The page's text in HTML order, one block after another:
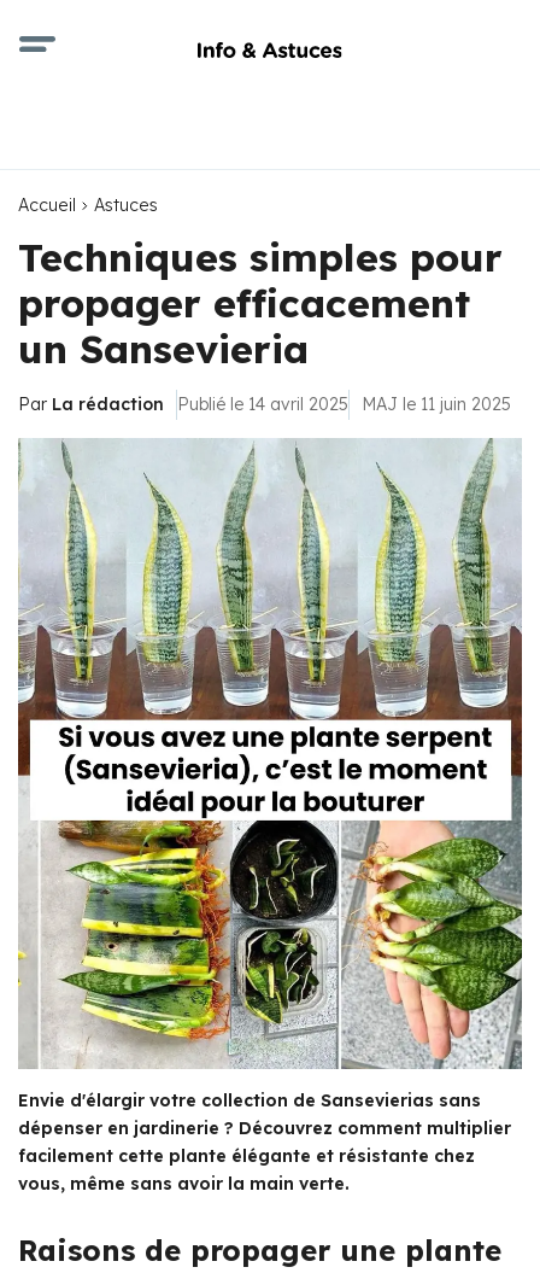
Accueil Astuces
Techniques simples pour
propager efficacement
un Sansevieria
Par La rédaction Publié le 14 avril 2025 MAJ le 11 juin 2025
Envie d'élargir votre collection de Sansevierias sans
dépenser en jardinerie ? Découvrez comment multiplier
facilement cette plante élégante et résistante chez
vous, même sans avoir la main verte.
Raisons de propager une plante